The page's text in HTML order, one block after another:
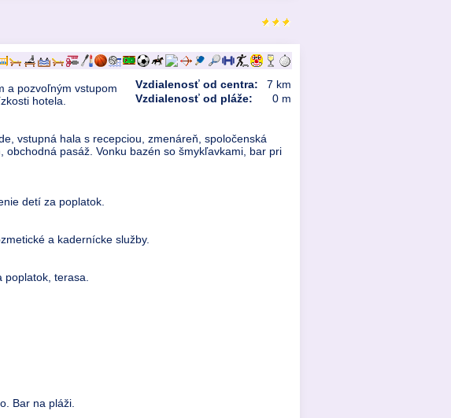
Vzdialenosť od centra:
7 km
Vzdialenosť od pláže:
0 m
a pozvoľným vstupom
hotela.
vstupná hala s recepciou, zmenáreň, spoločenská
pasáž. Vonku bazén so šmykľavkami, bar pri
detí za poplatok.
a kadernícke služby.
terasa.
Bar na pláži.